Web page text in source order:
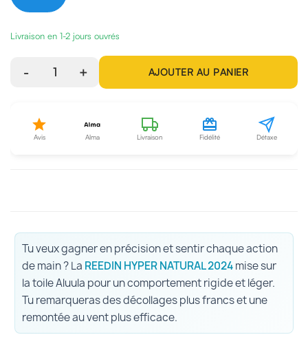
Livraison en 1-2 jours ouvrés
- 1 + AJOUTER AU PANIER
Avis Alma Livraison Fidélité Détaxe
Tu veux gagner en précision et sentir chaque action
de main ? La REEDIN HYPER NATURAL 2024mise sur
la toile Aluula pour un comportement rigide et léger.
Tu remarqueras des décollages plus francs et une
remontée au vent plus efficace.